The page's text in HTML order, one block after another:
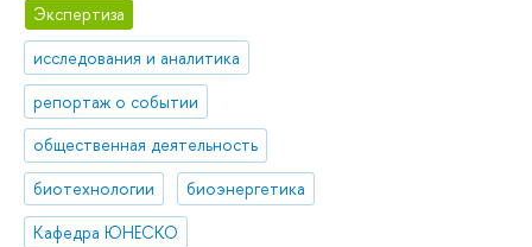
Экспертиза
исследования и аналитика
репортаж о событии
общественная деятельность
биотехнологии
биоэнергетика
Кафедра ЮНЕСКО